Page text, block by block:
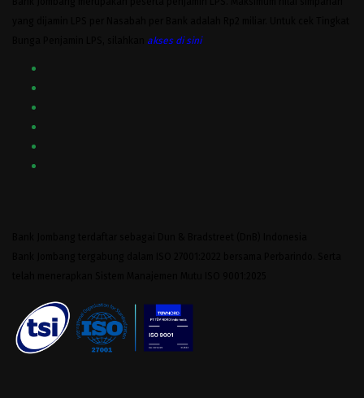
akses di sini